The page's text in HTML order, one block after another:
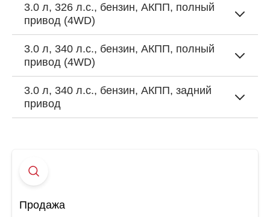
3.0 л, 326 л.с., бензин, АКПП, полный
привод (4WD)
3.0 л, 340 л.с., бензин, АКПП, полный
привод (4WD)
3.0 л, 340 л.с., бензин, АКПП, задний
привод
Продажа